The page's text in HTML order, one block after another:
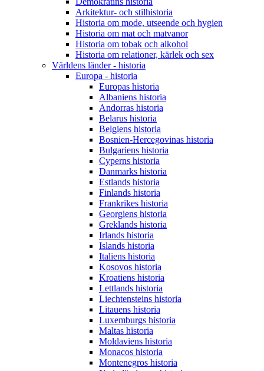
Arkitektur- och stilhistoria
Historia om mode, utseende och hygien
Historia om mat och matvanor
Historia om tobak och alkohol
Historia om relationer, kärlek och sex
Världens länder - historia
Europa - historia
Europas historia
Albaniens historia
Andorras historia
Belarus historia
Belgiens historia
Bosnien-Hercegovinas historia
Bulgariens historia
Cyperns historia
Danmarks historia
Estlands historia
Finlands historia
Frankrikes historia
Georgiens historia
Greklands historia
Irlands historia
Islands historia
Italiens historia
Kosovos historia
Kroatiens historia
Lettlands historia
Liechtensteins historia
Litauens historia
Luxemburgs historia
Maltas historia
Moldaviens historia
Monacos historia
Montenegros historia